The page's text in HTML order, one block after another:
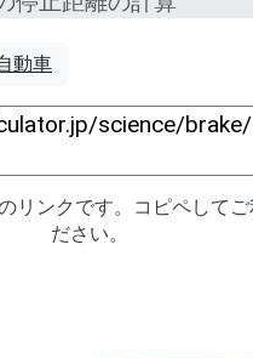
動車
リンクです。コピペしてご
ださい。